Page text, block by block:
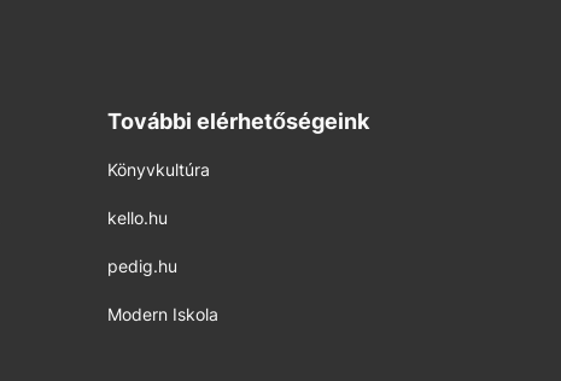
További elérhetőségeink
Könyvkultúra
kello.hu
pedig.hu
Modern Iskola